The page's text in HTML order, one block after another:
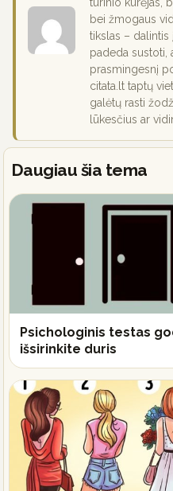
turinio kūrėjas,
bei žmogaus
tikslas –
padeda sustoti,
prasmingesnį
citata.lt taptų
galėtų rasti
lūkesčius ar
Daugiau šia tema
Psichologinis testas
išsirinkite duris